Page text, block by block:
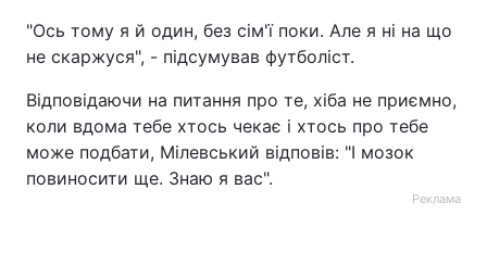
"Ось тому я й один, без сім'ї поки. Але я ні на що
не скаржуся", - підсумував футболіст.
Відповідаючи на питання про те, хіба не приємно,
коли вдома тебе хтось чекає і хтось про тебе
може подбати, Мілевський відповів: "І мозок
повиносити ще. Знаю я вас".
Реклама